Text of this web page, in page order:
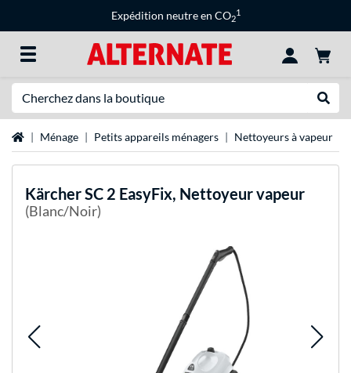
Expédition neutre en CO2
1
Page d'accueil
Ménage Petits appareils ménagers Nettoyeurs à vapeur
KärcherSC 2 EasyFix, Nettoyeur vapeur
(Blanc/Noir)